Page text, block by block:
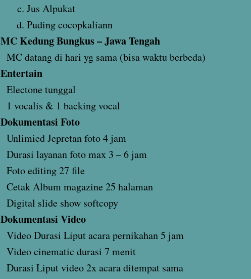
Jus Alpukat
Puding cocopkaliann
MC Kedung Bungkus – Jawa Tengah
MC datang di hari yg sama (bisa waktu berbeda)
Entertain
Electone tunggal
1 vocalis & 1 backing vocal
Dokumentasi Foto
Unlimied Jepretan foto 4 jam
Durasi layanan foto max 3 – 6 jam
Foto editing 27 file
Cetak Album magazine 25 halaman
Digital slide show softcopy
Dokumentasi Video
Video Durasi Liput acara pernikahan 5 jam
Video cinematic durasi 7 menit
Durasi Liput video 2x acara ditempat sama